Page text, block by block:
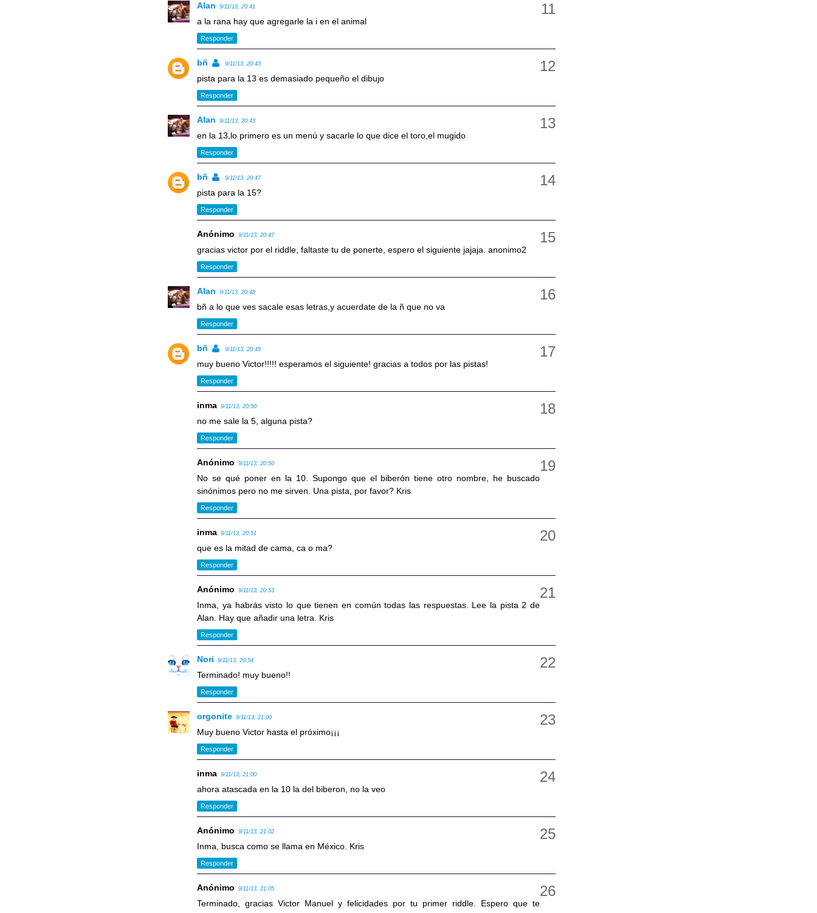
Alan 9/11/13, 20:41
a la rana hay que agregarle la i en el animal
Responder
bñ 9/11/13, 20:43
pista para la 13 es demasiado pequeño el dibujo
Responder
Alan 9/11/13, 20:43
en la 13,lo primero es un menú y sacarle lo que dice el toro,el mugido
Responder
bñ 9/11/13, 20:47
pista para la 15?
Responder
Anónimo 9/11/13, 20:47
gracias victor por el riddle, faltaste tu de ponerte, espero el siguiente jajaja. anonimo2
Responder
Alan 9/11/13, 20:48
bñ a lo que ves sacale esas letras,y acuerdate de la ñ que no va
Responder
bñ 9/11/13, 20:49
muy bueno Victor!!!!! esperamos el siguiente! gracias a todos por las pistas!
Responder
inma 9/11/13, 20:50
no me sale la 5, alguna pista?
Responder
Anónimo 9/11/13, 20:50
No se qué poner en la 10. Supongo que el biberón tiene otro nombre, he buscado
sinónimos pero no me sirven. Una pista, por favor? Kris
Responder
inma 9/11/13, 20:51
que es la mitad de cama, ca o ma?
Responder
Anónimo 9/11/13, 20:53
Inma, ya habrás visto lo que tienen en común todas las respuestas. Lee la pista 2 de
Alan. Hay que añadir una letra. Kris
Responder
Nori 9/11/13, 20:54
Terminado! muy bueno!!
Responder
orgonite 9/11/13, 21:00
Muy bueno Victor hasta el próximo¡¡¡
Responder
inma 9/11/13, 21:00
ahora atascada en la 10 la del biberon, no la veo
Responder
Anónimo 9/11/13, 21:02
Inma, busca como se llama en México. Kris
Responder
Anónimo 9/11/13, 21:05
Terminado, gracias Victor Manuel y felicidades por tu primer riddle. Espero que te